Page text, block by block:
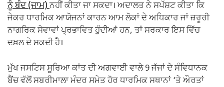
ਨੂੰ ਬੰਦ (ਜਾਮ)ਨਹੀਂ ਕੀਤਾ ਜਾ ਸਕਦਾ। ਅਦਾਲਤ ਨੇ ਸਪੱਸ਼ਟ ਕੀਤਾ ਕਿ
ਜੇਕਰ ਧਾਰਮਿਕ ਆਯੋਜਨਾਂ ਕਾਰਨ ਆਮ ਲੋਕਾਂ ਦੇ ਅਧਿਕਾਰ ਜਾਂ ਜ਼ਰੂਰੀ
ਨਾਗਰਿਕ ਸੇਵਾਵਾਂ ਪ੍ਰਭਾਵਿਤ ਹੁੰਦੀਆਂ ਹਨ, ਤਾਂ ਸਰਕਾਰ ਇਸ ਵਿੱਚ
ਦਖ਼ਲ ਦੇ ਸਕਦੀ ਹੈ।
ਮੁੱਖ ਜਸਟਿਸ ਸੂਰਿਆ ਕਾਂਤ ਦੀ ਅਗਵਾਈ ਵਾਲੇ 9 ਜੱਜਾਂ ਦੇ ਸੰਵਿਧਾਨਕ
ਬੈਂਚ ਵੱਲੋਂ ਸਬਰੀਮਾਲਾ ਮੰਦਰ ਸਮੇਤ ਹੋਰ ਧਾਰਮਿਕ ਸਥਾਨਾਂ ‘ਤੇ ਔਰਤਾਂ